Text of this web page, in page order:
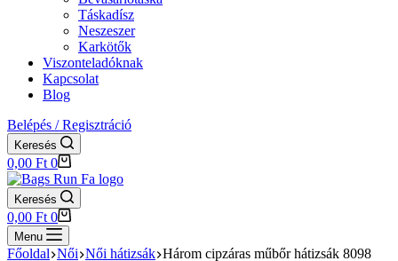
Táskadísz
Neszeszer
Karkötők
Viszonteladóknak
Kapcsolat
Blog
Belépés / Regisztráció
Keresés
Shopping
cart
0,00 Ft 0
Keresés
Shopping
cart
0,00 Ft 0
Menu
Főoldal Női Női hátizsák Három cipzáras műbőr hátizsák 8098